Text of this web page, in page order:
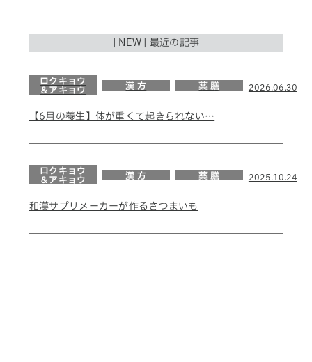
| NEW | 最近の記事
ロクキョウ
＆アキョウ
漢 方 薬 膳 2026.06.30
【6月の養生】体が重くて起きられない…
ロクキョウ
＆アキョウ
漢 方 薬 膳 2025.10.24
和漢サプリメーカーが作るさつまいも